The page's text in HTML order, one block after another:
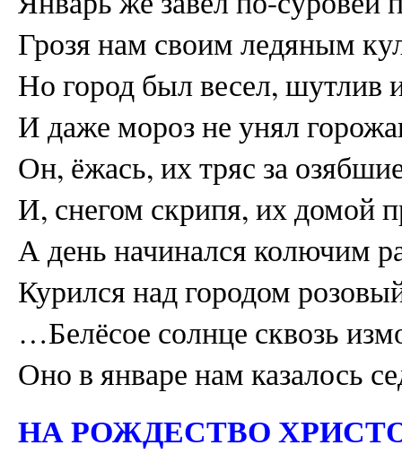
Грозя нам своим ледяным
Но город был весел, шутлив
И даже мороз не унял
Он, ёжась, их тряс за
И, снегом скрипя, их домой
А день начинался колючим
Курился над городом
…Белёсое солнце сквозь
Оно в январе нам казалось
НА РОЖДЕСТВО